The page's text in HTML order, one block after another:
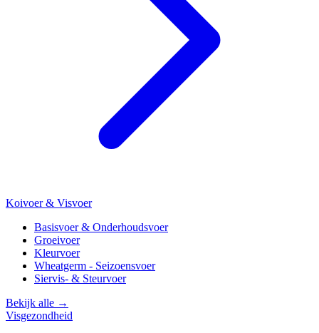
Koivoer & Visvoer
Basisvoer & Onderhoudsvoer
Groeivoer
Kleurvoer
Wheatgerm - Seizoensvoer
Siervis- & Steurvoer
Bekijk alle →
Visgezondheid